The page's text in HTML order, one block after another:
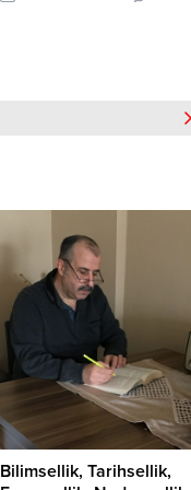
Bilimsellik, Tarihsellik,